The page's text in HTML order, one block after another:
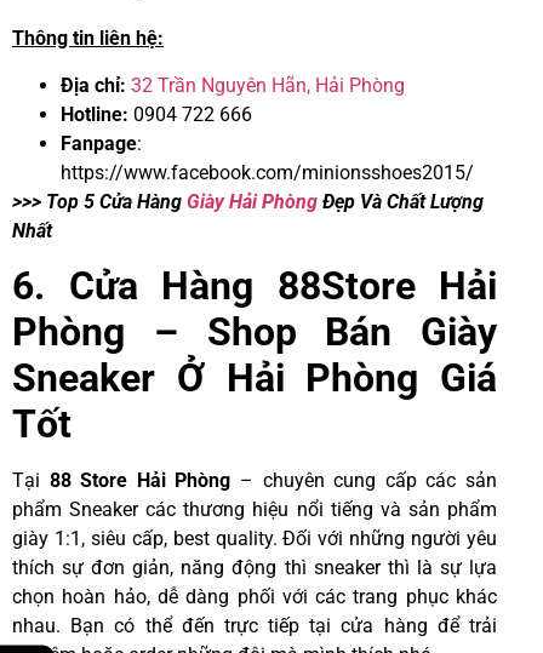
Thông tin liên hệ:
Địa chỉ: 32 Trần Nguyên Hãn, Hải Phòng
Hotline: 0904 722 666
Fanpage:
https://www.facebook.com/minionsshoes2015/
>>> Top 5 Cửa Hàng Giày Hải Phòng Đẹp Và Chất Lượng
Nhất
6. Cửa Hàng 88Store Hải
Phòng
– Shop Bán Giày
Sneaker Ở Hải Phòng Giá
Tốt
Tại 88 Store Hải Phòng – chuyên cung cấp các sản
phẩm Sneaker các thương hiệu nổi tiếng và sản phẩm
giày 1:1, siêu cấp, best quality. Đối với những người yêu
thích sự đơn giản, năng động thì sneaker thì là sự lựa
chọn hoàn hảo, dễ dàng phối với các trang phục khác
nhau. Bạn có thể đến trực tiếp tại cửa hàng để trải